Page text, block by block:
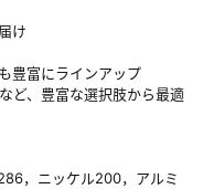
け
豊富にラインアップ
ど、豊富な選択肢から最適
，ニッケル200，アルミ